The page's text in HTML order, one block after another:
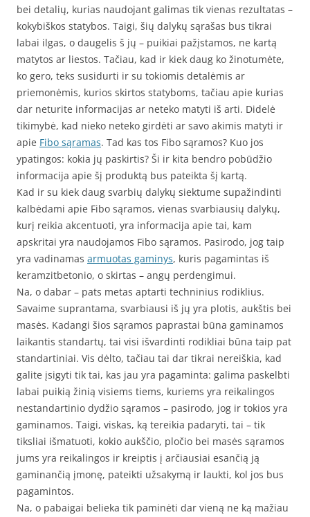
bei detalių, kurias naudojant galimas tik vienas rezultatas –
kokybiškos statybos. Taigi, šių dalykų sąrašas bus tikrai
labai ilgas, o daugelis š jų – puikiai pažįstamos, ne kartą
matytos ar liestos. Tačiau, kad ir kiek daug ko žinotumėte,
ko gero, teks susidurti ir su tokiomis detalėmis ar
priemonėmis, kurios skirtos statyboms, tačiau apie kurias
dar neturite informacijas ar neteko matyti iš arti. Didelė
tikimybė, kad nieko neteko girdėti ar savo akimis matyti ir
apie Fibo sąramas. Tad kas tos Fibo sąramos? Kuo jos
ypatingos: kokia jų paskirtis? Ši ir kita bendro pobūdžio
informacija apie šį produktą bus pateikta šį kartą.
Kad ir su kiek daug svarbių dalykų siektume supažindinti
kalbėdami apie Fibo sąramos, vienas svarbiausių dalykų,
kurį reikia akcentuoti, yra informacija apie tai, kam
apskritai yra naudojamos Fibo sąramos. Pasirodo, jog taip
yra vadinamas armuotas gaminys, kuris pagamintas iš
keramzitbetonio, o skirtas – angų perdengimui.
Na, o dabar – pats metas aptarti techninius rodiklius.
Savaime suprantama, svarbiausi iš jų yra plotis, aukštis bei
masės. Kadangi šios sąramos paprastai būna gaminamos
laikantis standartų, tai visi išvardinti rodikliai būna taip pat
standartiniai. Vis dėlto, tačiau tai dar tikrai nereiškia, kad
galite įsigyti tik tai, kas jau yra pagaminta: galima paskelbti
labai puikią žinią visiems tiems, kuriems yra reikalingos
nestandartinio dydžio sąramos – pasirodo, jog ir tokios yra
gaminamos. Taigi, viskas, ką tereikia padaryti, tai – tik
tiksliai išmatuoti, kokio aukščio, pločio bei masės sąramos
jums yra reikalingos ir kreiptis į arčiausiai esančią ją
gaminančią įmonę, pateikti užsakymą ir laukti, kol jos bus
pagamintos.
Na, o pabaigai belieka tik paminėti dar vieną ne ką mažiau